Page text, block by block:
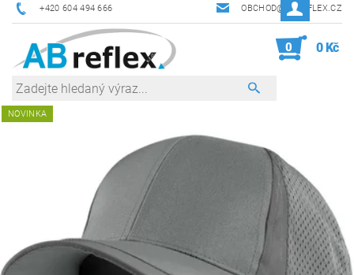
+420 604 494 666 OBCHOD@ABREFLEX.CZ
0 0 Kč
NOVINKA